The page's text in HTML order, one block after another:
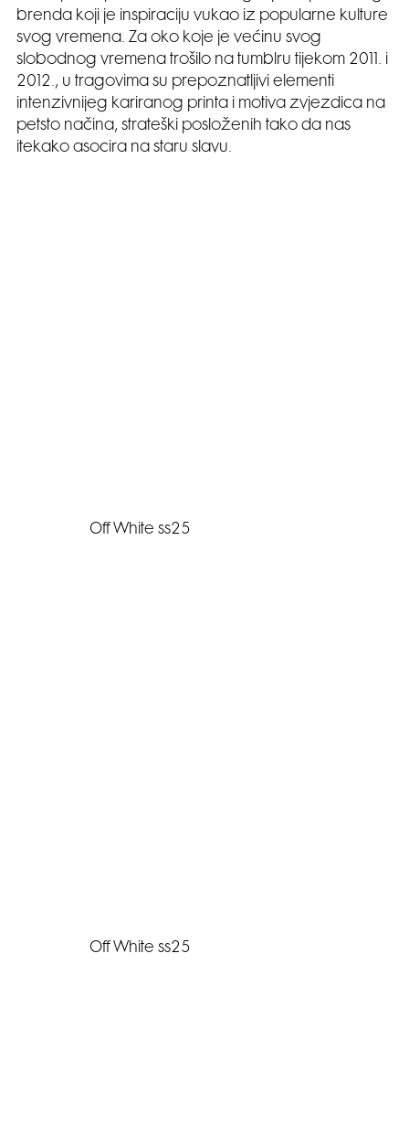
brenda koji je inspiraciju vukao iz popularne kulture
svog vremena. Za oko koje je većinu svog
slobodnog vremena trošilo na tumblru tijekom 2011. i
2012., u tragovima su prepoznatljivi elementi
intenzivnijeg kariranog printa i motiva zvjezdica na
petsto načina, strateški posloženih tako da nas
itekako asocira na staru slavu.
Off White ss25
Off White ss25